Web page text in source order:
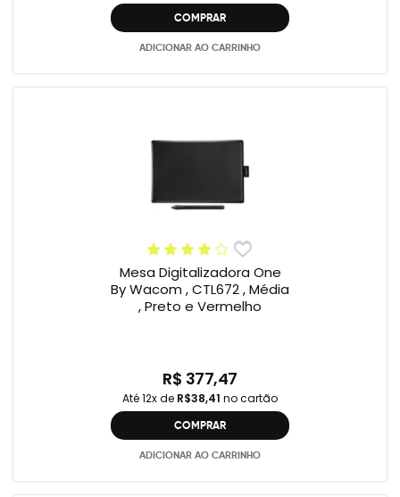
COMPRAR
ADICIONAR AO CARRINHO
Mesa Digitalizadora One
By Wacom , CTL672 , Média
, Preto e Vermelho
R$ 377,47
Até 12x de R$38,41 no cartão
COMPRAR
ADICIONAR AO CARRINHO